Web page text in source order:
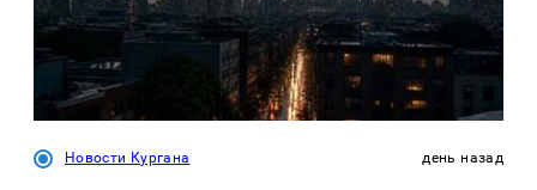
Новости Кургана день назад